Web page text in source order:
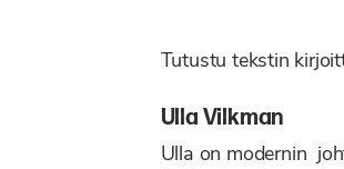
Tutustu tekstin
Ulla Vilkman
Ulla on modernin